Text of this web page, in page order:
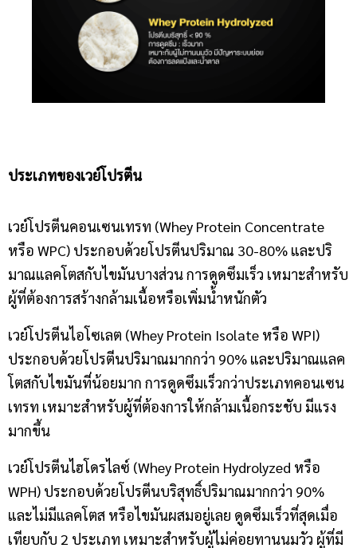
ประเภทของเวย์โปรตีน
เวย์โปรตีนคอนเซนเทรท (Whey Protein Concentrate
หรือ WPC) ประกอบด้วยโปรตีนปริมาณ 30-80% และปริ
มาณแลคโตสกับไขมันบางส่วน การดูดซึมเร็ว เหมาะสำหรับ
ผู้ที่ต้องการสร้างกล้ามเนื้อหรือเพิ่มน้ำหนักตัว
เวย์โปรตีนไอโซเลต (Whey Protein Isolate หรือ WPI)
ประกอบด้วยโปรตีนปริมาณมากกว่า 90% และปริมาณแลค
โตสกับไขมันที่น้อยมาก การดูดซึมเร็วกว่าประเภทคอนเซน
เทรท เหมาะสำหรับผู้ที่ต้องการให้กล้ามเนื้อกระชับ มีแรง
มากขึ้น
เวย์โปรตีนไฮโดรไลซ์ (Whey Protein Hydrolyzed หรือ
WPH) ประกอบด้วยโปรตีนบริสุทธิ์ปริมาณมากกว่า 90%
และไม่มีแลคโตส หรือไขมันผสมอยู่เลย ดูดซึมเร็วที่สุดเมื่อ
เทียบกับ 2 ประเภท เหมาะสำหรับผู้ไม่ค่อยทานนมวัว ผู้ที่มี